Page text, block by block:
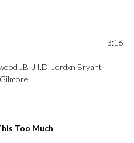
JB, J.I.D, Jordxn Bryant
3:16
Too Much